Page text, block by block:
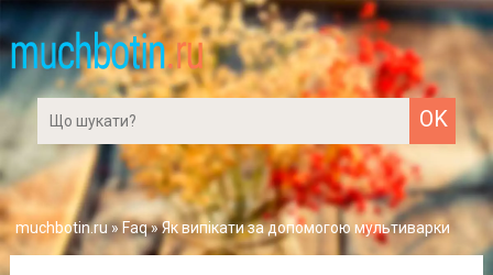
muchbotin.ru»Faq» Як випікати за допомогою мультиварки